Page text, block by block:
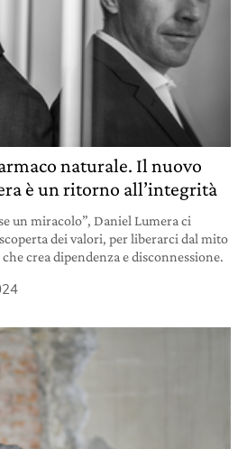
naturale. Il nuovo
è un ritorno all’integrità
un miracolo”, Daniel Lumera ci
dei valori, per liberarci dal mito
crea dipendenza e disconnessione.